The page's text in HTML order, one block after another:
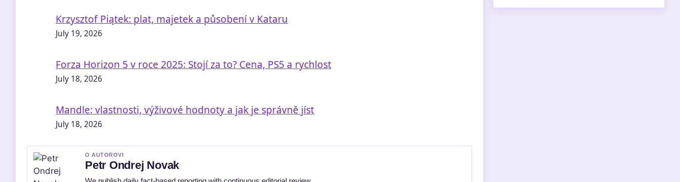
Krzysztof Piątek: plat, majetek a působení v Kataru
July 19, 2026
Forza Horizon 5 v roce 2025: Stojí za to? Cena, PS5 a rychlost
July 18, 2026
Mandle: vlastnosti, výživové hodnoty a jak je správně jíst
July 18, 2026
O AUTOROVI
Petr Ondrej Novak